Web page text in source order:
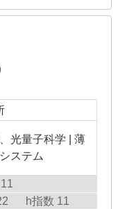
光量子科学 | 薄
ステム
h指数 11